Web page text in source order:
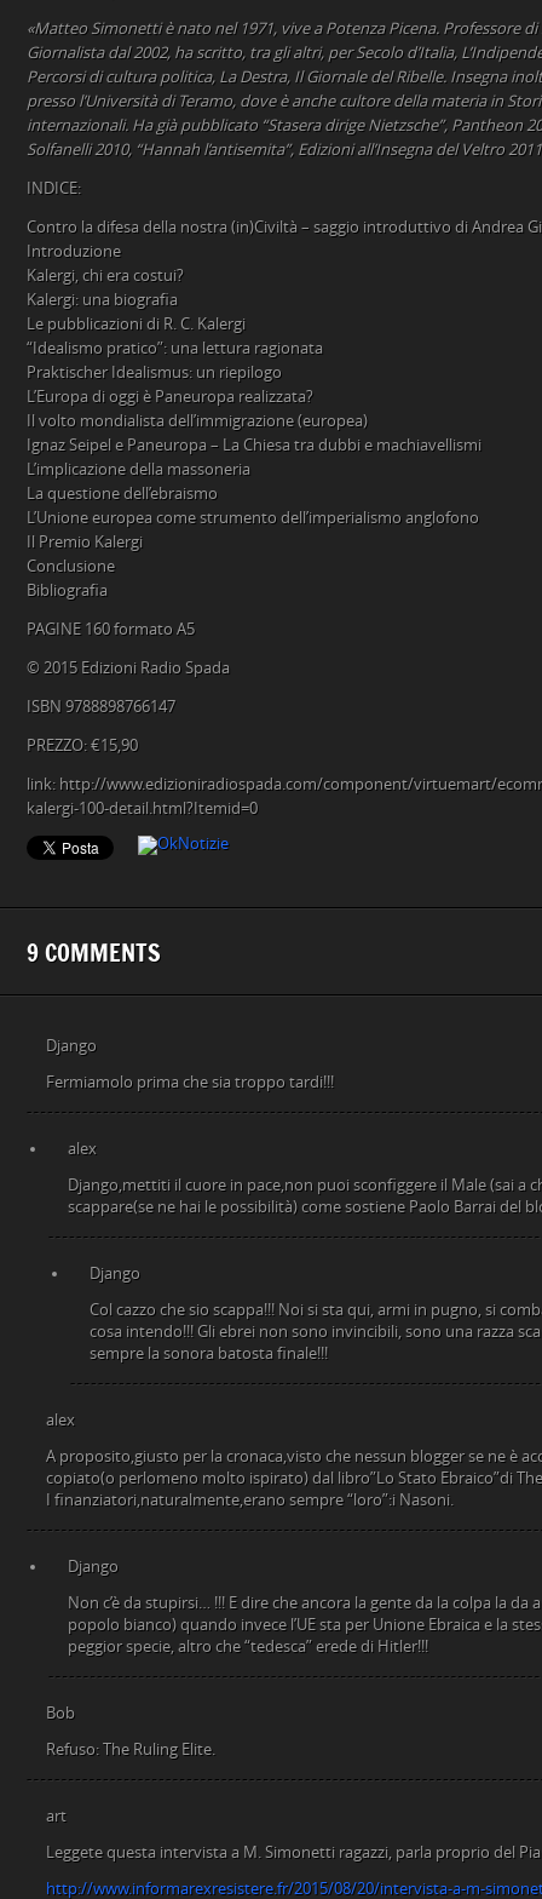
«Matteo Simonetti è nato nel 1971, vive a Potenza Picena. Professore
Giornalista dal 2002, ha scritto, tra gli altri, per Secolo d’Italia,
Percorsi di cultura politica, La Destra, Il Giornale del Ribelle. Insegna
presso l’Università di Teramo, dove è anche cultore della materia in
internazionali. Ha già pubblicato “Stasera dirige Nietzsche”, Pantheon
Solfanelli 2010, “Hannah l’antisemita”, Edizioni all’Insegna del Veltro 2011
INDICE:
Contro la difesa della nostra (in)Civiltà – saggio introduttivo di Andrea
Introduzione
Kalergi, chi era costui?
Kalergi: una biografia
Le pubblicazioni di R. C. Kalergi
“Idealismo pratico”: una lettura ragionata
Praktischer Idealismus: un riepilogo
L’Europa di oggi è Paneuropa realizzata?
Il volto mondialista dell’immigrazione (europea)
Ignaz Seipel e Paneuropa – La Chiesa tra dubbi e machiavellismi
L’implicazione della massoneria
La questione dell’ebraismo
L’Unione europea come strumento dell’imperialismo anglofono
Il Premio Kalergi
Conclusione
Bibliografia
PAGINE 160 formato A5
© 2015 Edizioni Radio Spada
ISBN 9788898766147
PREZZO: €15,90
link: http://www.edizioniradiospada.com/component/virtuemart/
kalergi-100-detail.html?Itemid=0
9 COMMENTS
Django
Fermiamolo prima che sia troppo tardi!!!
alex
Django,mettiti il cuore in pace,non puoi sconfiggere il Male (sai a
scappare(se ne hai le possibilità) come sostiene Paolo Barrai del
Django
Col cazzo che sio scappa!!! Noi si sta qui, armi in pugno, si
cosa intendo!!! Gli ebrei non sono invincibili, sono una razza
sempre la sonora batosta finale!!!
alex
A proposito,giusto per la cronaca,visto che nessun blogger se ne è
copiato(o perlomeno molto ispirato) dal libro”Lo Stato Ebraico”di
I finanziatori,naturalmente,erano sempre “loro”:i Nasoni.
Django
Non c’è da stupirsi… !!! E dire che ancora la gente da la colpa la da
popolo bianco) quando invece l’UE sta per Unione Ebraica e la
peggior specie, altro che “tedesca” erede di Hitler!!!
Bob
Refuso: The Ruling Elite.
art
Leggete questa intervista a M. Simonetti ragazzi, parla proprio del
http://www.informarexresistere.fr/2015/08/20/intervista-a-m-